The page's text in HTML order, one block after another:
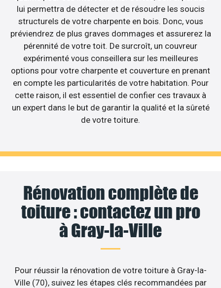
lui permettra de détecter et de résoudre les soucis
structurels de votre charpente en bois. Donc, vous
préviendrez de plus graves dommages et assurerez la
pérennité de votre toit. De surcroît, un couvreur
expérimenté vous conseillera sur les meilleures
options pour votre charpente et couverture en prenant
en compte les particularités de votre habitation. Pour
cette raison, il est essentiel de confier ces travaux à
un expert dans le but de garantir la qualité et la sûreté
de votre toiture.
Rénovation complète de
toiture : contactez un pro
à Gray-la-Ville
Pour réussir la rénovation de votre toiture à Gray-la-
Ville (70), suivez les étapes clés recommandées par